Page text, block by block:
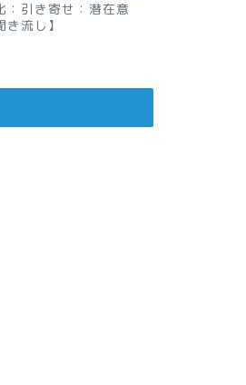
：引き寄せ：潜在意
き流し】